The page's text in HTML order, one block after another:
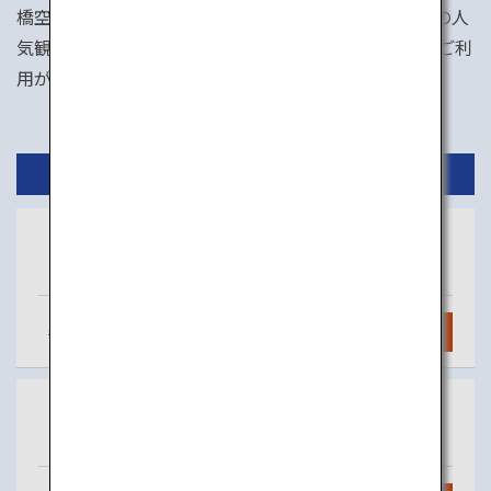
橋空港からはレンタカーでの移動が便利です。広島県の人
気観光地である宮島を訪れる際も、岩国錦帯橋空港のご利
用がおすすめです。
毎日